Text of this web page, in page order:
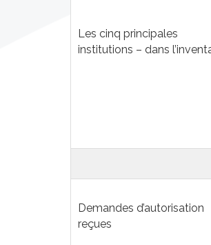
Les cinq principales
institutions – dans
Demandes d’autorisation
reçues